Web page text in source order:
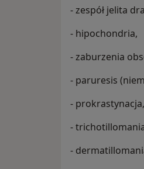
- zespół jelita
- hipochondria,
- zaburzenia
- paruresis
- prokrastynacja,
-
-